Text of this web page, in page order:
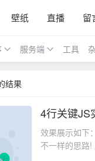
壁纸 直播 留
服务端 工具
结果
2021-05-10
4行关键JS
效果展示如下： js实现打字特效 这是只用了4行关键JS实现的一个类似于打字的特效，给你一个
不一样的思路! 点击这里可以